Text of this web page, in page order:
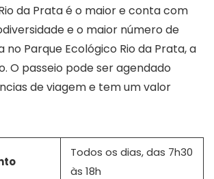
da Prata é o maior e conta com
e o maior número de
no Parque Ecológico Rio da Prata, a
O passeio pode ser agendado
de viagem e tem um valor
Todos os dias, das 7h30
às 18h